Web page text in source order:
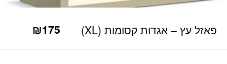
פאזל עץ – אגדות קסומות (XL) ₪175